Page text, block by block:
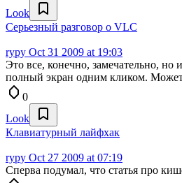
Look
Серьезный разговор о VLC
rypy Oct 31 2009 at 19:03
Это все, конечно, замечательно,
полный экран одним кликом. Может,
0
Look
Клавиатурный лайфхак
rypy Oct 27 2009 at 07:19
Сперва подумал, что статья про